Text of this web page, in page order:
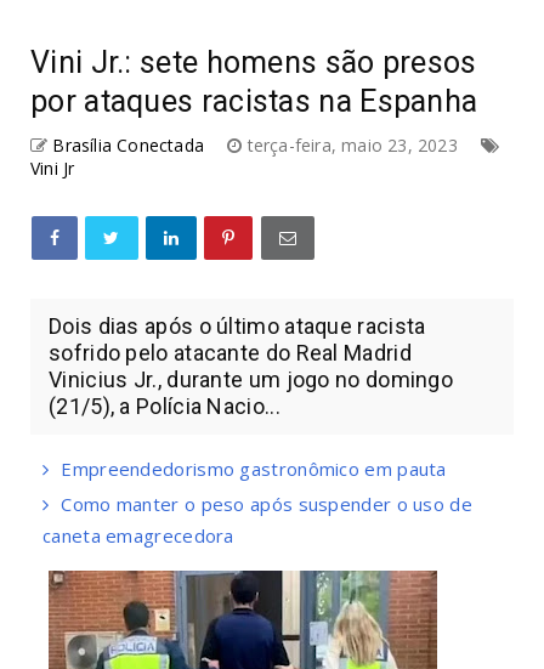
Vini Jr.: sete homens são presos
por ataques racistas na Espanha
Brasília Conectada
terça-feira, maio 23, 2023
Vini Jr
Dois dias após o último ataque racista
sofrido pelo atacante do Real Madrid
Vinicius Jr., durante um jogo no domingo
(21/5), a Polícia Nacio...
Empreendedorismo gastronômico em pauta
Como manter o peso após suspender o uso de
caneta emagrecedora